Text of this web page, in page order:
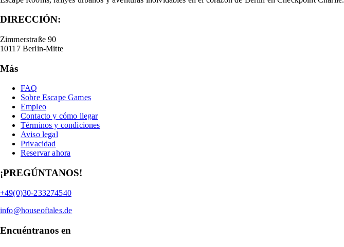
DIRECCIÓN:
Zimmerstraße 90
10117 Berlin-Mitte
Más
FAQ
Sobre Escape Games
Empleo
Contacto y cómo llegar
Términos y condiciones
Aviso legal
Privacidad
Reservar ahora
¡PREGÚNTANOS!
+49(0)30-233274540
info@houseoftales.de
Encuéntranos en